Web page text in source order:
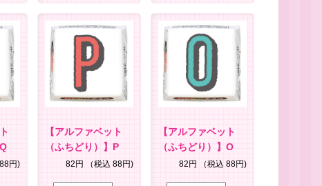
円)
【アルファベット
（ふちどり）】P
82円 （税込 88円)
【アルファベット
（ふちどり）】O
82円 （税込 88円)